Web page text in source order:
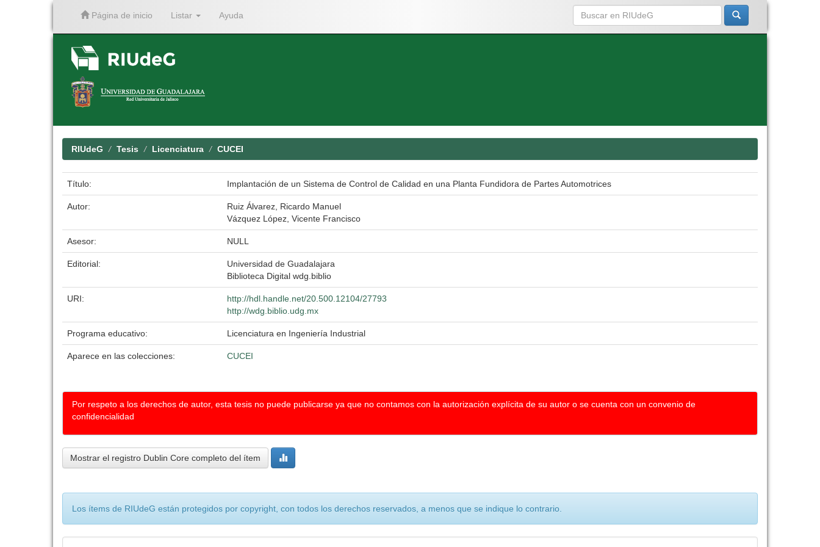
Página de inicio Listar Ayuda
RIUdeG Tesis Licenciatura CUCEI
Título: Implantación de un Sistema de Control de Calidad en una Planta Fundidora de Partes Automotrices
Autor:
Ruiz Álvarez, Ricardo Manuel
Vázquez López, Vicente Francisco
Asesor: NULL
Editorial:
Universidad de Guadalajara
Biblioteca Digital wdg.biblio
URI:
http://hdl.handle.net/20.500.12104/27793
http://wdg.biblio.udg.mx
Programa educativo: Licenciatura en Ingeniería Industrial
Aparece en las colecciones: CUCEI
Por respeto a los derechos de autor, esta tesis no puede publicarse ya que no contamos con la autorización explícita de su autor o se cuenta con un convenio de
confidencialidad
Mostrar el registro Dublin Core completo del ítem
Los ítems de RIUdeG están protegidos por copyright, con todos los derechos reservados, a menos que se indique lo contrario.